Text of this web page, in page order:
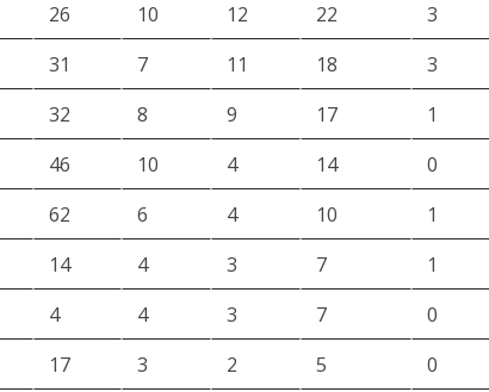
26 10 12 22 3
31 7 11 18 3
32 8 9 17 1
46 10 4 14 0
62 6 4 10 1
14 4 3 7 1
4 4 3 7 0
17 3 2 5 0